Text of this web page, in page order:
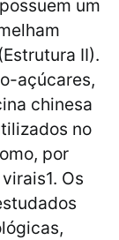
um
II).
açúcares,
chinesa
no
por
Os